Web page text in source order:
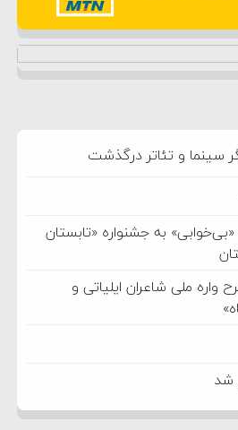
سینما و تئاتر درگذشت
«بی‌خوابی» به جشنواره «تابستان
واره ملی شاعران ایلیاتی و
شد